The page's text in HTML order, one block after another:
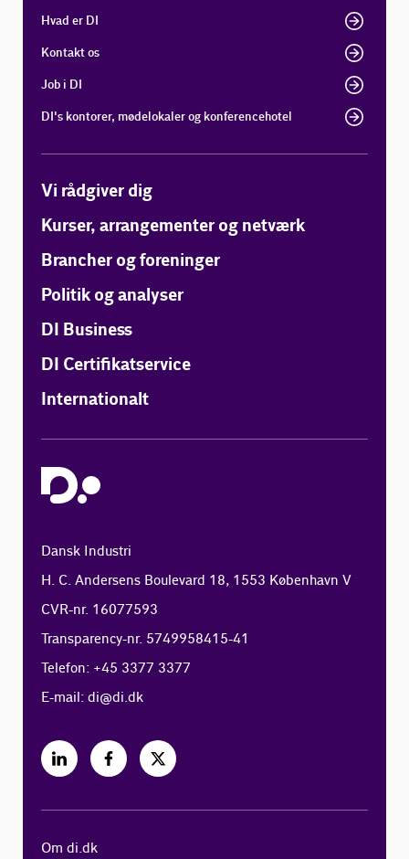
Hvad er DI
Kontakt os
Job i DI
DI's kontorer, mødelokaler og konferencehotel
Vi rådgiver dig
Kurser, arrangementer og netværk
Brancher og foreninger
Politik og analyser
DI Business
DI Certifikatservice
Internationalt
Dansk Industri
H. C. Andersens Boulevard 18, 1553 København V
CVR-nr. 16077593
Transparency-nr. 5749958415-41
Telefon: +45 3377 3377
E-mail:di@di.dk
Om di.dk